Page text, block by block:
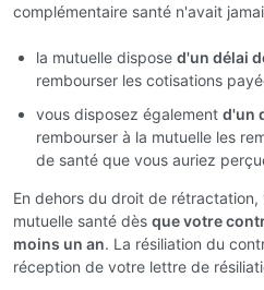
complémentaire santé n'avait
la mutuelle dispose d'un délai
rembourser les cotisations
vous disposez également d'un
rembourser à la mutuelle les
de santé que vous auriez
En dehors du droit de
mutuelle santé dès que votre
moins un an. La résiliation du
réception de votre lettre de